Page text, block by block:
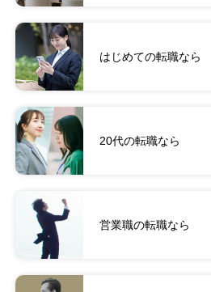
はじめての転職なら
20代の転職なら
営業職の転職なら